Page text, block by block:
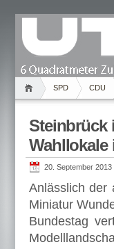
SPD CDU
Steinbrück
Wahllokale
20. September 2013
Anlässlich der
Miniatur
Bundestag